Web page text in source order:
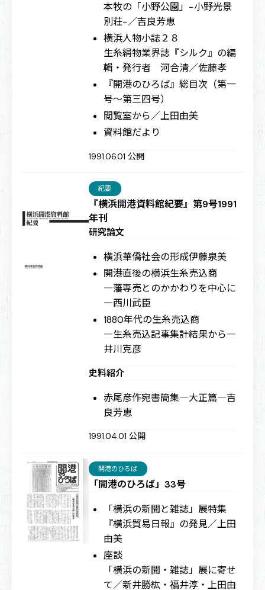
本牧の「小野公園」−小野光景
別荘−／吉良芳恵
横浜人物小誌２８
生糸絹物業界誌『シルク』の編
輯・発行者 河合清／佐藤孝
『開港のひろば』総目次（第一
号〜第三四号）
閲覧室から／上田由美
資料館だより
1991.06.01 公開
『横浜開港資料館紀要』第9号1991
年刊
紀要
研究論文
横浜華僑社会の形成伊藤泉美
開港直後の横浜生糸売込商
―藩専売とのかかわりを中心に
―西川武臣
1880年代の生糸売込商
―生糸売込記事集計結果から―
井川克彦
史料紹介
赤尾彦作宛書簡集―大正篇―吉
良芳恵
1991.04.01 公開
「開港のひろば」33号
開港のひろば
「横浜の新聞と雑誌」展特集
『横浜貿易日報』の発見／上田
由美
座談
「横浜の新聞・雑誌」展に寄せ
て／新井勝紘・福井淳・上田由